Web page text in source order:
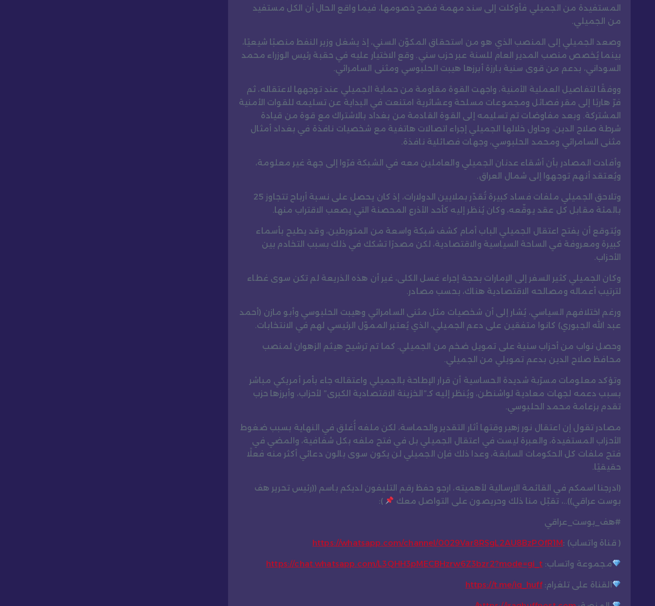
المستفيدة من الجميلي فأوكلت إلى سند مهمة فضح خصومها، فيما واقع الحال أن الكل مستفيد
من الجميلي.
وصعد الجميلي إلى المنصب الذي هو من استحقاق المكوّن السني، إذ يشغل وزير النفط منصبًا شيعيًا،
بينما يُخصص منصب المدير العام للسنة عبر حزب سني. وقع الاختيار عليه في حقبة رئيس الوزراء محمد
السوداني، بدعم من قوى سنية بارزة أبرزها هيبت الحلبوسي ومثنى السامرائي.
ووفقًا لتفاصيل العملية الأمنية، واجهت القوة مقاومة من حماية الجميلي عند توجهها لاعتقاله، ثم
فرّ هاربًا إلى مقر فصائل ومجموعات مسلحة وعشائرية امتنعت في البداية عن تسليمه للقوات الأمنية
المشتركة. وبعد مفاوضات تم تسليمه إلى القوة القادمة من بغداد بالاشتراك مع قوة من قيادة
شرطة صلاح الدين، وحاول خلالها الجميلي إجراء اتصالات هاتفية مع شخصيات نافذة في بغداد أمثال
مثنى السامرائي ومحمد الحلبوسي، وجهات فصائلية نافذة.
وأفادت المصادر بأن أشقاء عدنان الجميلي والعاملين معه في الشبكة فرّوا إلى جهة غير معلومة،
ويُعتقد أنهم توجهوا إلى شمال العراق.
وتلاحق الجميلي ملفات فساد كبيرة تُقدّر بملايين الدولارات، إذ كان يحصل على نسبة أرباح تتجاوز 25
بالمئة مقابل كل عقد يوقّعه، وكان يُنظر إليه كأحد الأذرع المحصنة التي يصعب الاقتراب منها.
ويُتوقع أن يفتح اعتقال الجميلي الباب أمام كشف شبكة واسعة من المتورطين، وقد يطيح بأسماء
كبيرة ومعروفة في الساحة السياسية والاقتصادية، لكن مصدرًا تشكك في ذلك بسبب التخادم بين
الأحزاب.
وكان الجميلي كثير السفر إلى الإمارات بحجة إجراء غسل الكلى، غير أن هذه الذريعة لم تكن سوى غطاء
لترتيب أعماله ومصالحه الاقتصادية هناك، بحسب مصادر.
ورغم اختلافهم السياسي، يُشار إلى أن شخصيات مثل مثنى السامرائي وهيبت الحلبوسي وأبو مازن (أحمد
عبد الله الجبوري) كانوا متفقين على دعم الجميلي، الذي يُعتبر المموّل الرئيسي لهم في الانتخابات.
وحصل نواب من أحزاب سنية على تمويل ضخم من الجميلي. كما تم ترشيح هيثم الزهوان لمنصب
محافظ صلاح الدين بدعم تمويلي من الجميلي.
وتؤكد معلومات مسرّبة شديدة الحساسية أن قرار الإطاحة بالجميلي واعتقاله جاء بأمر أمريكي مباشر
بسبب دعمه لجهات معادية لواشنطن، ويُنظر إليه كـ”الخزينة الاقتصادية الكبرى” لأحزاب، وأبرزها حزب
تقدم بزعامة محمد الحلبوسي.
مصادر تقول إن اعتقال نور زهير وقتها أثار التقدير والحماسة، لكن ملفه أُغلق في النهاية بسبب ضغوط
الأحزاب المستفيدة، والعبرة ليست في اعتقال الجميلي بل في فتح ملفه بكل شفافية، والمضي في
فتح ملفات كل الحكومات السابقة، وعدا ذلك فإن الجميلي لن يكون سوى بالون دعائي أكثر منه فعلًا
حقيقيًا.
(ادرجنا اسمكم في القائمة الارسالية لأهميته، ارجو حفظ رقم التليفون لديكم باسم ((رئيس تحرير هف
بوست عراقي))..، تقبّل منا ذلك وحريصون على التواصل معك
):
#هف_بوست_عراقي
( قناة واتساب) :https://whatsapp.com/channel/0029Var8RSgL2AU8BzPOfR1M
مجموعة واتساب: https://chat.whatsapp.com/L3QHH3pMECBHzrw6Z3bzr2?mode=gi_t
القناة على تلغرام:https://t.me/iq_huff